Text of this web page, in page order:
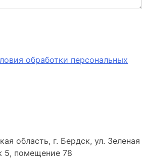
обработки персональных
область, г. Бердск, ул. Зеленая
5, помещение 78